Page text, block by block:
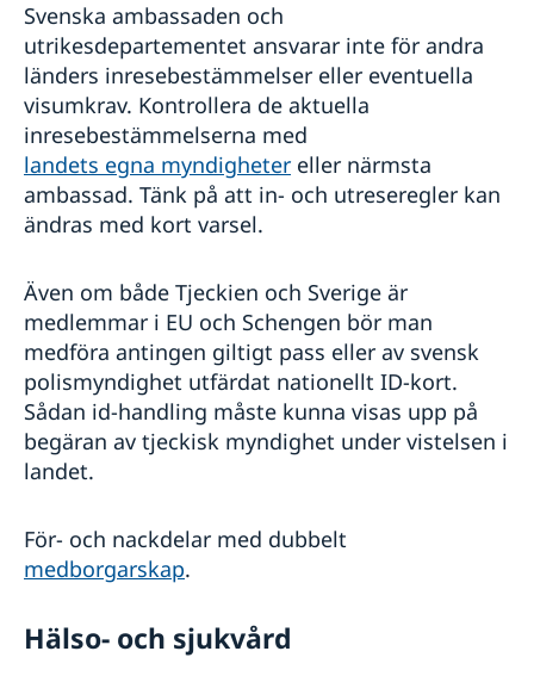
Svenska ambassaden och
utrikesdepartementet ansvarar inte för andra
länders inresebestämmelser eller eventuella
visumkrav. Kontrollera de aktuella
inresebestämmelserna med
landets egna myndigheter eller närmsta
ambassad. Tänk på att in- och utreseregler kan
ändras med kort varsel.
Även om både Tjeckien och Sverige är
medlemmar i EU och Schengen bör man
medföra antingen giltigt pass eller av svensk
polismyndighet utfärdat nationellt ID-kort.
Sådan id-handling måste kunna visas upp på
begäran av tjeckisk myndighet under vistelsen i
landet.
För- och nackdelar med dubbelt
medborgarskap.
Hälso- och sjukvård